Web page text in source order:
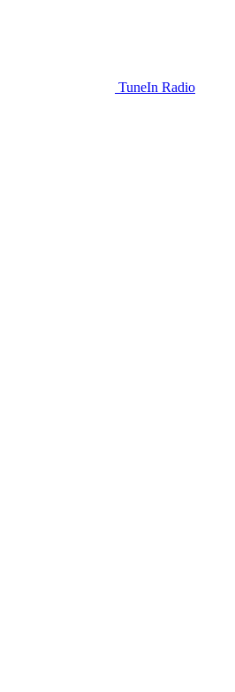
TuneIn Radio